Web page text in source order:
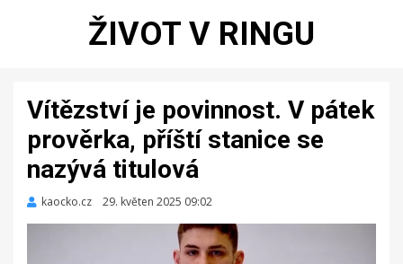
ŽIVOT V RINGU
Vítězství je povinnost. V pátek
prověrka, příští stanice se
nazývá titulová
kaocko.cz
Zveřejněno
29. květen 2025 09:02